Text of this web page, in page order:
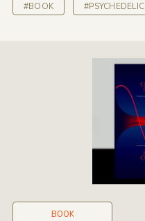
#BOOK #PSYCHEDELIC
BOOK